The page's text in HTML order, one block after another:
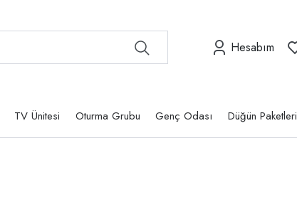
Hesabım
TV Ünitesi Oturma Grubu Genç Odası Düğün Paketleri